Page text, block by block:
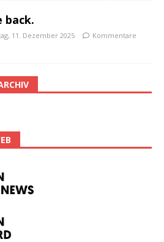
back.
11. Dezember 2025
Kommentare